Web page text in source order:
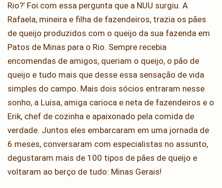
Rio?’ Foi com essa pergunta que a NUU surgiu. A
Rafaela, mineira e filha de fazendeiros, trazia os pães
de queijo produzidos com o queijo da sua fazenda em
Patos de Minas para o Rio. Sempre recebia
encomendas de amigos, queriam o queijo, o pão de
queijo e tudo mais que desse essa sensação de vida
simples do campo. Mais dois sócios entraram nesse
sonho, a Luisa, amiga carioca e neta de fazendeiros e o
Erik, chef de cozinha e apaixonado pela comida de
verdade. Juntos eles embarcaram em uma jornada de
6 meses, conversaram com especialistas no assunto,
degustaram mais de 100 tipos de pães de queijo e
voltaram ao berço de tudo: Minas Gerais!